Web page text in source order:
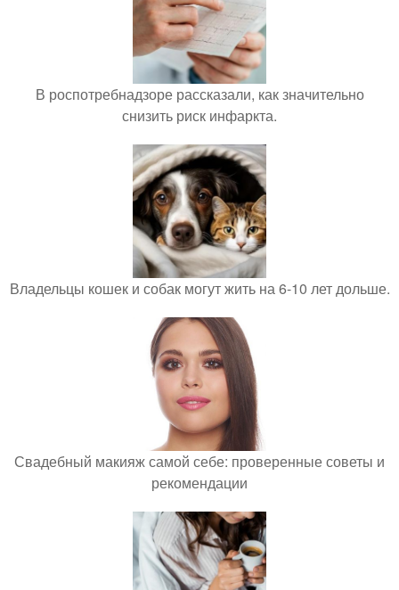
В роспотребнадзоре рассказали, как значительно
снизить риск инфаркта.
Владельцы кошек и собак могут жить на 6-10 лет дольше.
Свадебный макияж самой себе: проверенные советы и
рекомендации